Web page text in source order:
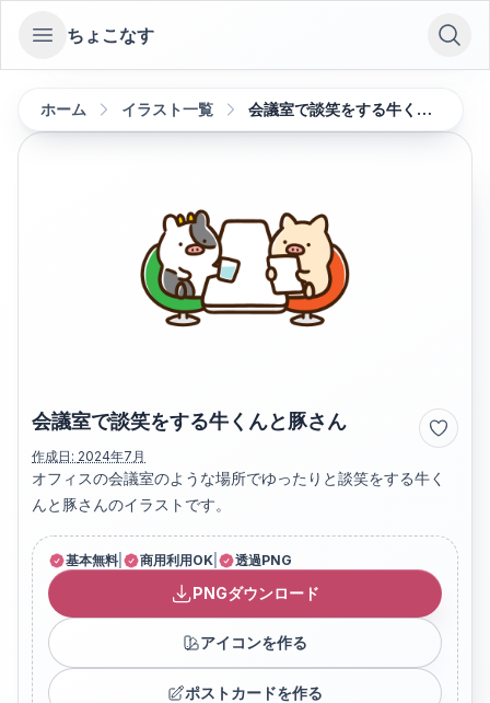
Open sidebar
ちょこなす
ホーム イラスト一覧 会議室で談笑をする牛くんと豚さん
会議室で談笑をする牛くんと豚さん
作成日: 2024年7月
オフィスの会議室のような場所でゆったりと談笑をする牛く
んと豚さんのイラストです。
基本無料 商用利用OK 透過PNG
PNGダウンロード
アイコンを作る
ポストカードを作る